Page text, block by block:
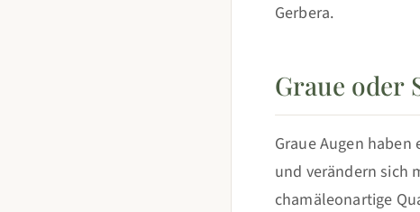
Gerbera.
Graue oder
Graue Augen
und verändern sich
chamäleonartige